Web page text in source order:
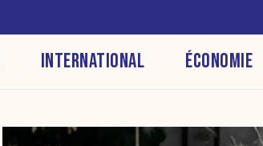
INTERNATIONAL ÉCONOMIE